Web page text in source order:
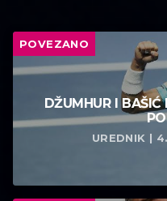
POVEZANO
DŽUMHUR I
UREDNIK |